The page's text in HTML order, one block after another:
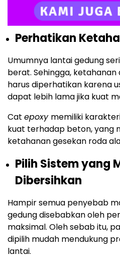
Perhatikan
Umumnya lantai gedung
berat. Sehingga,
harus diperhatikan karena
dapat lebih lama jika kuat
Cat epoxy memiliki
kuat terhadap beton, yang
ketahanan gesekan roda
Pilih Sistem yang
Dibersihkan
Hampir semua penyebab
gedung disebabkan oleh
maksimal. Oleh sebab itu,
dipilih mudah mendukung
lantai.